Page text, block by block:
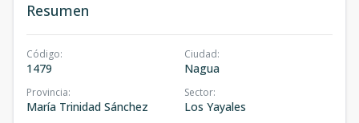
Resumen
Código:
1479
Ciudad:
Nagua
Provincia:
María Trinidad Sánchez
Sector:
Los Yayales